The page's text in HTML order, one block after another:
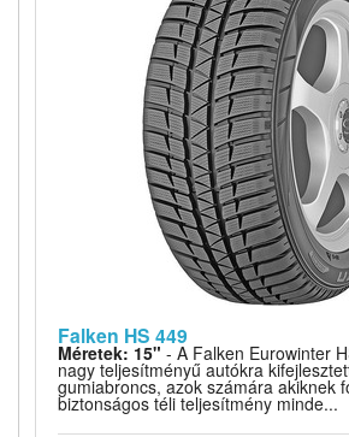
Falken HS 449
Méretek: 15" - A Falken Eurowinter
nagy teljesítményű autókra
gumiabroncs, azok számára akiknek
biztonságos téli teljesítmény minde...